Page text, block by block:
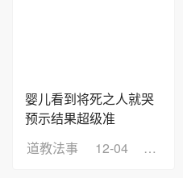
婴儿看到将死之人就哭
预示结果超级准
道教法事
12-04 浏览：9